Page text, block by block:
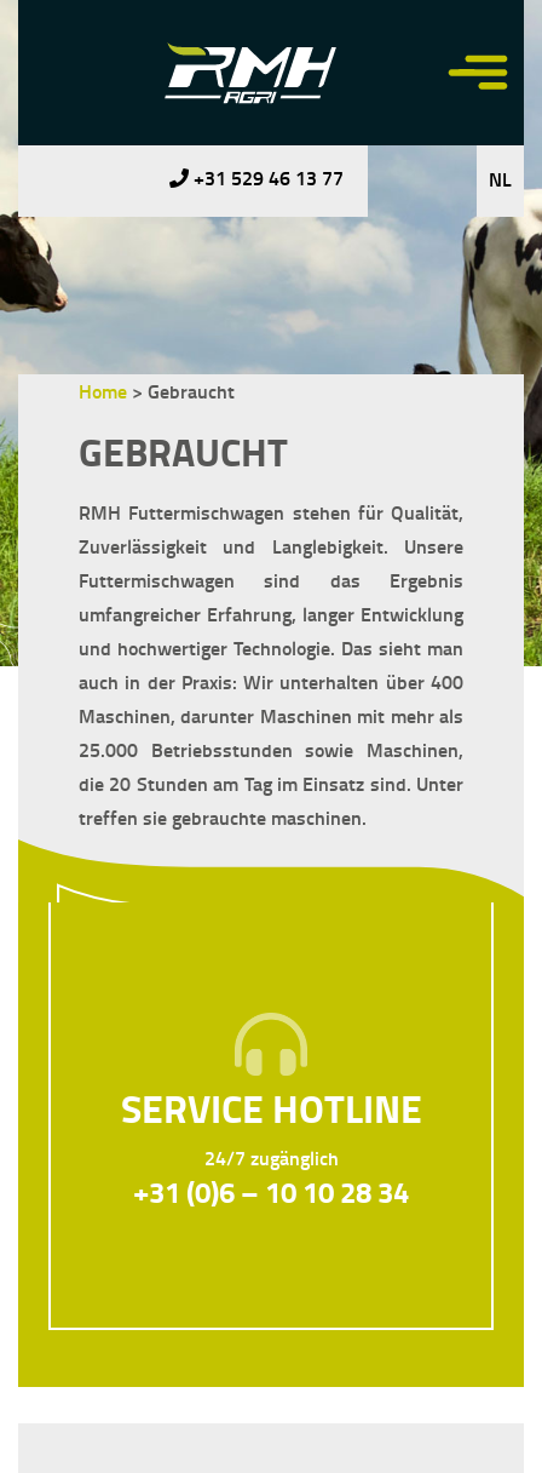
+31 529 46 13 77 NL
Home > Gebraucht
GEBRAUCHT
RMH Futtermischwagen stehen für Qualität,
Zuverlässigkeit und Langlebigkeit. Unsere
Futtermischwagen sind das Ergebnis
umfangreicher Erfahrung, langer Entwicklung
und hochwertiger Technologie. Das sieht man
auch in der Praxis: Wir unterhalten über 400
Maschinen, darunter Maschinen mit mehr als
25.000 Betriebsstunden sowie Maschinen,
die 20 Stunden am Tagim Einsatz sind. Unter
treffen sie gebrauchte maschinen.
SERVICE HOTLINE
24/7 zugänglich
+31 (0)6 – 10 10 28 34